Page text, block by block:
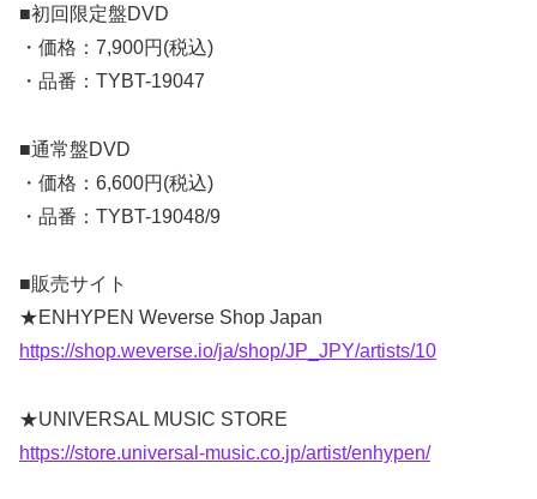
■初回限定盤DVD
・価格：7,900円(税込)
・品番：TYBT-19047
■通常盤DVD
・価格：6,600円(税込)
・品番：TYBT-19048/9
■販売サイト
★ENHYPEN Weverse Shop Japan
https://shop.weverse.io/ja/shop/JP_JPY/artists/10
★UNIVERSAL MUSIC STORE
https://store.universal-music.co.jp/artist/enhypen/